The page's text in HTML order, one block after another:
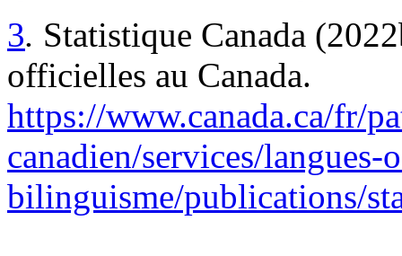
3. Statistique Canada
officielles au Canada.
https://www.canada.ca/fr/
canadien/services/
bilinguisme/publications/